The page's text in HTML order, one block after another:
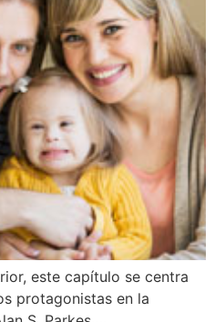
este capítulo se centra
protagonistas en la